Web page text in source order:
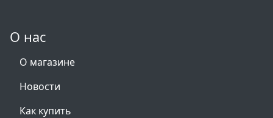
О нас
О магазине
Новости
Как купить